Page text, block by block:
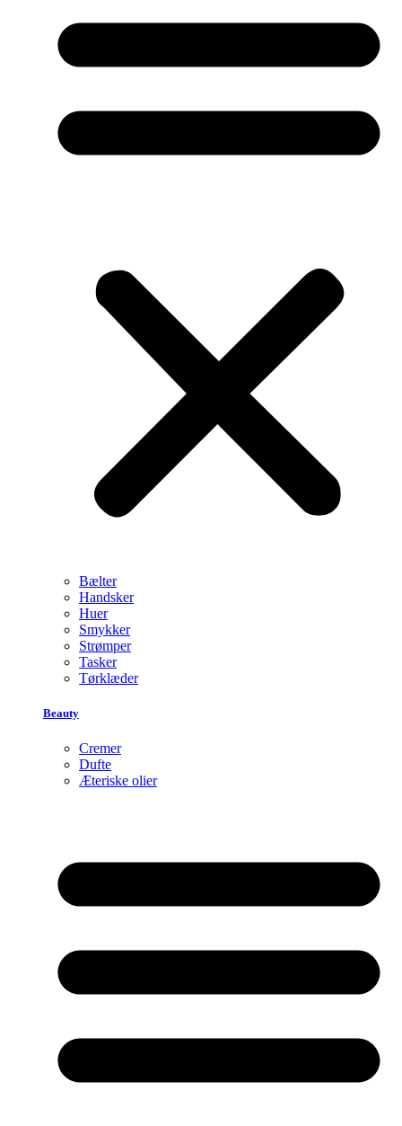
Bælter
Handsker
Huer
Smykker
Strømper
Tasker
Tørklæder
Beauty
Cremer
Dufte
Æteriske olier